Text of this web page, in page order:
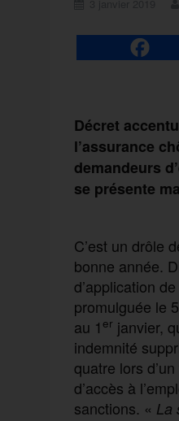
Décret
l’assurance
demandeurs
se présente
C’est un drôle
bonne année.
d’application
promulguée le
au 1 er janvier,
indemnité
quatre lors
d’accès à
sanctions. « La